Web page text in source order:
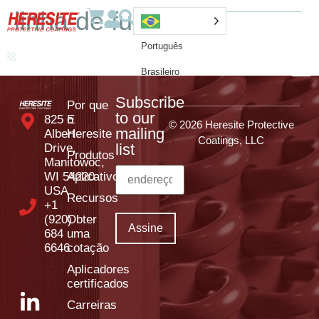
Português
Brasileiro
linha de fundo
825 E
Albert
Drive,
Manitowoc,
WI 54220
USA
+1
(920)
684
6646
Por que
o
Heresite
Produtos
Aplicativos
Recursos
Obter
uma
cotação
Aplicadores
certificados
Carreiras
Subscribe
to our
mailing
list
© 2026 Heresite Protective
Coatings, LLC